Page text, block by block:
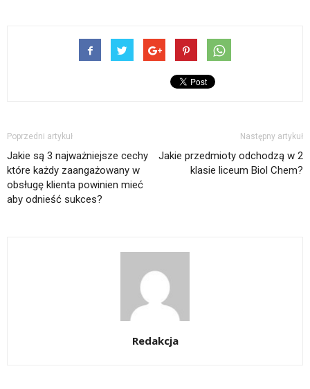
Poprzedni artykuł
Jakie są 3 najważniejsze cechy
które każdy zaangażowany w
obsługę klienta powinien mieć
aby odnieść sukces?
Następny artykuł
Jakie przedmioty odchodzą w 2
klasie liceum Biol Chem?
Redakcja